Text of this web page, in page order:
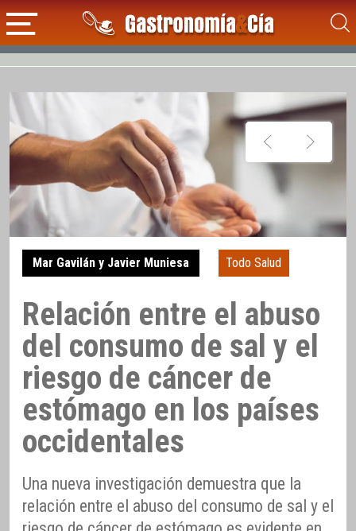
Mar Gavilán y Javier Muniesa Todo Salud
Relación entre el abuso
del consumo de sal y el
riesgo de cáncer de
estómago en los países
occidentales
Una nueva investigación demuestra que la
relación entre el abuso del consumo de sal y el